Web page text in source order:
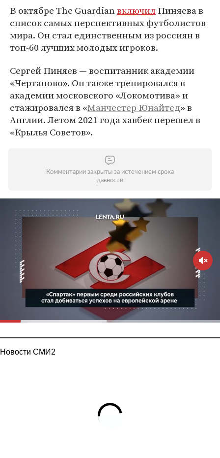
В октябре The GuardianвключилПиняева в
список самых перспективных футболистов
мира. Он стал единственным из россиян в
топ-60 лучших молодых игроков.
Сергей Пиняев — воспитанник академии
«Чертаново». Он также тренировался в
академии московского «Локомотива» и
стажировался в «Манчестер Юнайтед» в
Англии. Летом 2021 года хавбек перешел в
«Крылья Советов».
Комментарии закрыты за истечением срока
давности
Новости СМИ2